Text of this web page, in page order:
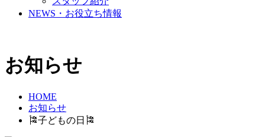
NEWS・お役立ち情報
お知らせ
HOME
お知らせ
🎏子どもの日🎏